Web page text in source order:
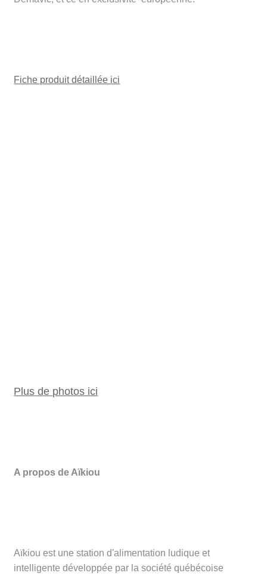
Fiche produit détaillée ici
Plus de photos ici
A propos de Aïkiou
Aïkiou est une station d'alimentation ludique et
intelligente développée par la société québécoise